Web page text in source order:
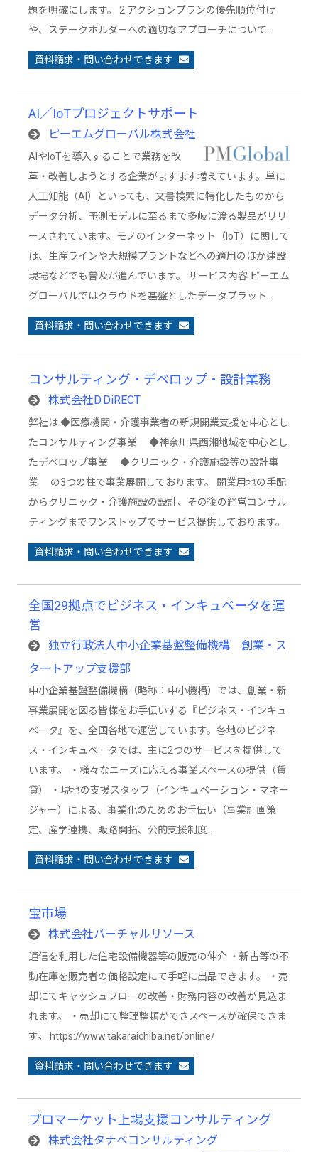
題を明確にします。 2.アクションプランの優先順位付け
や、ステークホルダーへの適切なアプローチについて…
資料請求・問い合わせできます
AI／IoTプロジェクトサポート
ピーエムグローバル株式会社
AIやIoTを導入することで業務を改
革・改善しようとする企業がますます増えています。単に
人工知能（AI）といっても、文書検索に特化したものから
データ分析、予測モデルに至るまで多岐に渡る製品がリリ
ースされています。モノのインターネット（IoT）に関して
は、生産ラインや大規模プラントなどへの適用のほか建設
現場などでも普及が進んでいます。 サービス内容 ピーエム
グローバルではクラウドを基盤としたデータプラット…
資料請求・問い合わせできます
コンサルティング・デベロップ・設計業務
株式会社D.DiRECT
弊社は ◆医療機関・介護事業者の新規開業支援を中心とし
たコンサルティング事業 ◆神奈川県西湘地域を中心とし
たデベロップ事業 ◆クリニック・介護施設等の設計事
業 の3つの柱で事業展開しております。 開業用地の手配
からクリニック・介護施設の設計、その後の経営コンサル
ティングまでワンストップでサービス提供しております。
資料請求・問い合わせできます
全国29拠点でビジネス・インキュベータを運
営
独立行政法人中小企業基盤整備機構 創業・ス
タートアップ支援部
中小企業基盤整備機構（略称：中小機構）では、創業・新
事業展開を図る皆様をお手伝いする『ビジネス・インキュ
ベータ』を、全国各地で運営しています。各地のビジネ
ス・インキュベータでは、主に2つのサービスを提供して
います。 ・様々なニーズに応える事業スペースの提供（賃
貸） ・現地の支援スタッフ（インキュベーション・マネー
ジャー）による、事業化のためのお手伝い（事業計画策
定、産学連携、販路開拓、公的支援制度…
資料請求・問い合わせできます
宝市場
株式会社バーチャルリソース
通信を利用した住宅設備機器等の販売の仲介 ・新古等の不
動在庫を販売者の価格設定にて手軽に出品できます。 ・売
却にてキャッシュフローの改善・財務内容の改善が見込ま
れます。 ・売却にて整理整頓ができスペースが確保できま
す。 https://www.takaraichiba.net/online/
資料請求・問い合わせできます
プロマーケット上場支援コンサルティング
株式会社タナベコンサルティング